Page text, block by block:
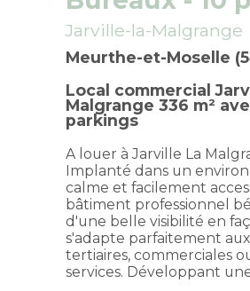
Jarville-la-Malgrange
Meurthe-et-Moselle
Local commercial
Malgrange 336 m²
parkings
A louer à Jarville La
Implanté dans un
calme et facilement
bâtiment professionnel
d'une belle visibilité en
s'adapte parfaitement
tertiaires, commerciales
services. Développant